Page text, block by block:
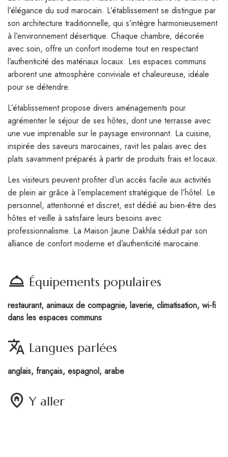
l’élégance du sud marocain. L’établissement se distingue par
son architecture traditionnelle, qui s’intègre harmonieusement
à l’environnement désertique. Chaque chambre, décorée
avec soin, offre un confort moderne tout en respectant
l’authenticité des matériaux locaux. Les espaces communs
arborent une atmosphère conviviale et chaleureuse, idéale
pour se détendre.
L’établissement propose divers aménagements pour
agrémenter le séjour de ses hôtes, dont une terrasse avec
une vue imprenable sur le paysage environnant. La cuisine,
inspirée des saveurs marocaines, ravit les palais avec des
plats savamment préparés à partir de produits frais et locaux.
Les visiteurs peuvent profiter d’un accès facile aux activités
de plein air grâce à l’emplacement stratégique de l’hôtel. Le
personnel, attentionné et discret, est dédié au bien-être des
hôtes et veille à satisfaire leurs besoins avec
professionnalisme. La Maison Jaune Dakhla séduit par son
alliance de confort moderne et d’authenticité marocaine.
room_service Équipements populaires
restaurant, animaux de compagnie, laverie, climatisation, wi-fi
dans les espaces communs
translate Langues parlées
anglais, français, espagnol, arabe
home_pin Y aller